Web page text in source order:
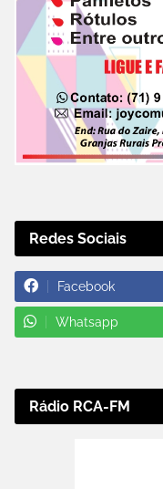
Redes Sociais
Facebook
Whatsapp
Rádio RCA-FM